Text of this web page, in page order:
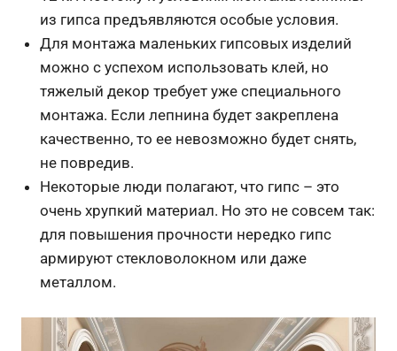
из гипса предъявляются особые условия.
Для монтажа маленьких гипсовых изделий
можно с успехом использовать клей, но
тяжелый декор требует уже специального
монтажа. Если лепнина будет закреплена
качественно, то ее невозможно будет снять,
не повредив.
Некоторые люди полагают, что гипс – это
очень хрупкий материал. Но это не совсем так:
для повышения прочности нередко гипс
армируют стекловолокном или даже
металлом.